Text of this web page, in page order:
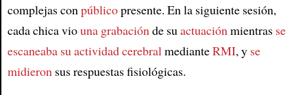
Article
complejas con públicopresente. En la siguiente sesión,
cada chica viouna grabación de su actuación mientras se
escaneaba su actividad cerebral medianteRMI, y se
midieron sus respuestas fisiológicas.